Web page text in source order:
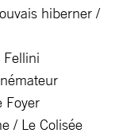
hiberner /
Foyer
/ Le Colisée